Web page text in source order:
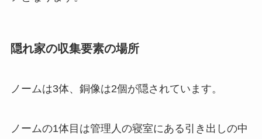
隠れ家の収集要素の場所
ノームは3体、銅像は2個が隠されています。
ノームの1体目は管理人の寝室にある引き出しの中